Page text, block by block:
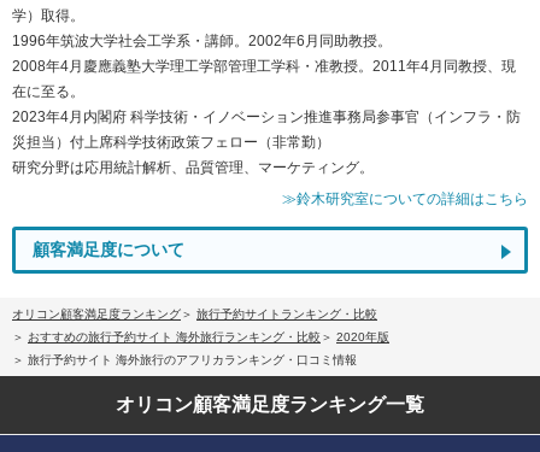
学）取得。
1996年筑波大学社会工学系・講師。2002年6月同助教授。
2008年4月慶應義塾大学理工学部管理工学科・准教授。2011年4月同教授、現
在に至る。
2023年4月内閣府 科学技術・イノベーション推進事務局参事官（インフラ・防
災担当）付上席科学技術政策フェロー（非常勤）
研究分野は応用統計解析、品質管理、マーケティング。
≫鈴木研究室についての詳細はこちら
顧客満足度について
オリコン顧客満足度ランキング
旅行予約サイトランキング・比較
おすすめの旅行予約サイト 海外旅行ランキング・比較
2020年版
旅行予約サイト 海外旅行のアフリカランキング・口コミ情報
オリコン顧客満足度ランキング一覧